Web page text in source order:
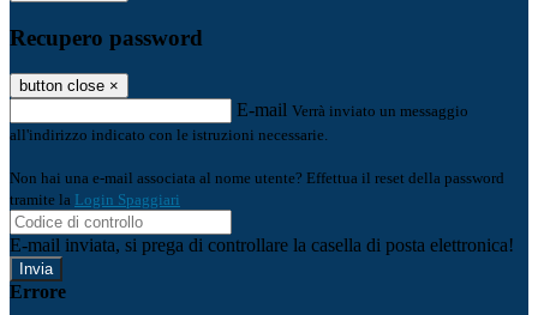
Recupero password
button close ×
E-mail Verrà inviato un messaggio
all'indirizzo indicato con le istruzioni necessarie.
Non hai una e-mail associata al nome utente? Effettua il reset della password
tramite la Login Spaggiari
E-mail inviata, si prega di controllare la casella di posta elettronica!
Errore